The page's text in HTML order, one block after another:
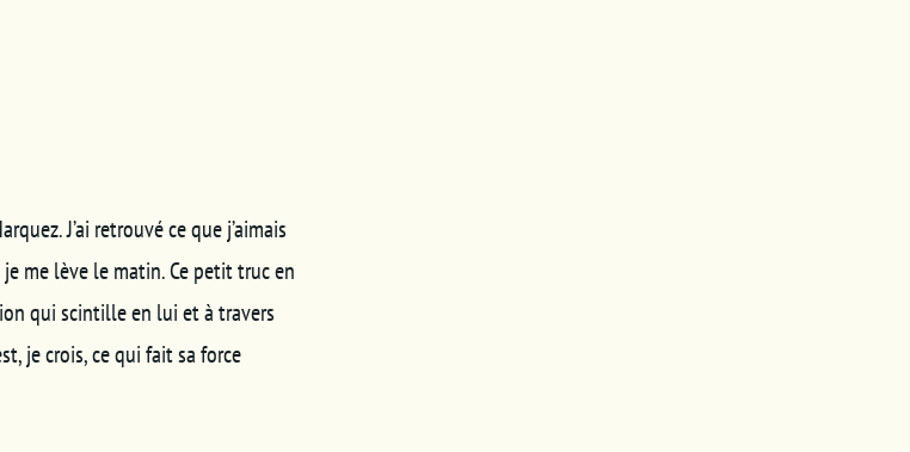
J’ai retrouvé ce que j’aimais
me lève le matin. Ce petit truc en
qui scintille en lui et à travers
je crois, ce qui fait sa force